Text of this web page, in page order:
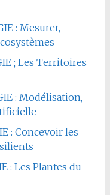
: Mesurer,
; Les Territoires
: Modélisation,
: Concevoir les
: Les Plantes du